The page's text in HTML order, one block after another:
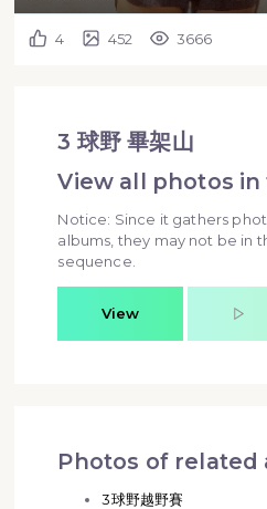
4 452 3666
3 球野 畢架山
View all photos
Notice: Since it gathers
albums, they may not be in
sequence.
View
Photos of related
3球野越野賽